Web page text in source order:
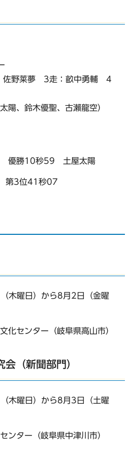
佐野莱夢 3走：畝中勇輔 4
陽、鈴木優聖、古瀨龍空）
優勝10秒59 土屋太陽
第3位41秒07
木曜日）から8月2日（金曜
センター（岐阜県高山市）
会（新聞部門）
木曜日）から8月3日（土曜
ター（岐阜県中津川市）